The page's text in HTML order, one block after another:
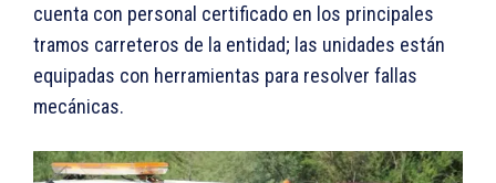
cuenta con personal certificado en los principales
tramos carreteros de la entidad; las unidades están
equipadas con herramientas para resolver fallas
mecánicas.